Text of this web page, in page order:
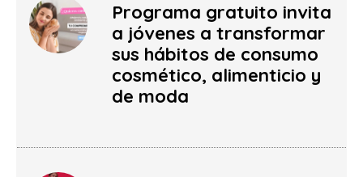
Programa gratuito invita
a jóvenes a transformar
sus hábitos de consumo
cosmético, alimenticio y
de moda